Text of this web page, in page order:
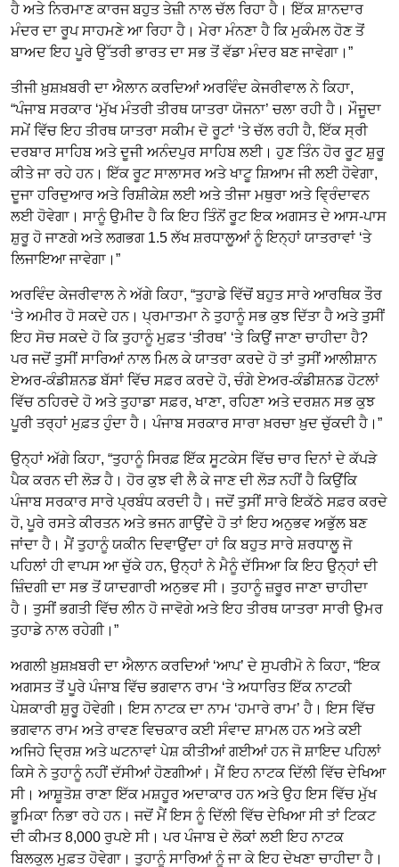
ਹੈ ਅਤੇ ਨਿਰਮਾਣ ਕਾਰਜ ਬਹੁਤ ਤੇਜ਼ੀ ਨਾਲ ਚੱਲ ਰਿਹਾ ਹੈ। ਇੱਕ ਸ਼ਾਨਦਾਰ
ਮੰਦਰ ਦਾ ਰੂਪ ਸਾਹਮਣੇ ਆ ਰਿਹਾ ਹੈ। ਮੇਰਾ ਮੰਨਣਾ ਹੈ ਕਿ ਮੁਕੰਮਲ ਹੋਣ ਤੋਂ
ਬਾਅਦ ਇਹ ਪੂਰੇ ਉੱਤਰੀ ਭਾਰਤ ਦਾ ਸਭ ਤੋਂ ਵੱਡਾ ਮੰਦਰ ਬਣ ਜਾਵੇਗਾ।”
ਤੀਜੀ ਖ਼ੁਸ਼ਖ਼ਬਰੀ ਦਾ ਐਲਾਨ ਕਰਦਿਆਂ ਅਰਵਿੰਦ ਕੇਜਰੀਵਾਲ ਨੇ ਕਿਹਾ,
“ਪੰਜਾਬ ਸਰਕਾਰ ‘ਮੁੱਖ ਮੰਤਰੀ ਤੀਰਥ ਯਾਤਰਾ ਯੋਜਨਾ’ ਚਲਾ ਰਹੀ ਹੈ। ਮੌਜੂਦਾ
ਸਮੇਂ ਵਿੱਚ ਇਹ ਤੀਰਥ ਯਾਤਰਾ ਸਕੀਮ ਦੋ ਰੂਟਾਂ ‘ਤੇ ਚੱਲ ਰਹੀ ਹੈ, ਇੱਕ ਸ੍ਰੀ
ਦਰਬਾਰ ਸਾਹਿਬ ਅਤੇ ਦੂਜੀ ਅਨੰਦਪੁਰ ਸਾਹਿਬ ਲਈ। ਹੁਣ ਤਿੰਨ ਹੋਰ ਰੂਟ ਸ਼ੁਰੂ
ਕੀਤੇ ਜਾ ਰਹੇ ਹਨ। ਇੱਕ ਰੂਟ ਸਾਲਾਸਰ ਅਤੇ ਖਾਟੂ ਸ਼ਿਆਮ ਜੀ ਲਈ ਹੋਵੇਗਾ,
ਦੂਜਾ ਹਰਿਦੁਆਰ ਅਤੇ ਰਿਸ਼ੀਕੇਸ਼ ਲਈ ਅਤੇ ਤੀਜਾ ਮਥੁਰਾ ਅਤੇ ਵ੍ਰਿੰਦਾਵਨ
ਲਈ ਹੋਵੇਗਾ। ਸਾਨੂੰ ਉਮੀਦ ਹੈ ਕਿ ਇਹ ਤਿੰਨੋਂ ਰੂਟ ਇਕ ਅਗਸਤ ਦੇ ਆਸ-ਪਾਸ
ਸ਼ੁਰੂ ਹੋ ਜਾਣਗੇ ਅਤੇ ਲਗਭਗ 1.5 ਲੱਖ ਸ਼ਰਧਾਲੂਆਂ ਨੂੰ ਇਨ੍ਹਾਂ ਯਾਤਰਾਵਾਂ ‘ਤੇ
ਲਿਜਾਇਆ ਜਾਵੇਗਾ।”
ਅਰਵਿੰਦ ਕੇਜਰੀਵਾਲ ਨੇ ਅੱਗੇ ਕਿਹਾ, “ਤੁਹਾਡੇ ਵਿੱਚੋਂ ਬਹੁਤ ਸਾਰੇ ਆਰਥਿਕ ਤੌਰ
‘ਤੇ ਅਮੀਰ ਹੋ ਸਕਦੇ ਹਨ। ਪ੍ਰਮਾਤਮਾ ਨੇ ਤੁਹਾਨੂੰ ਸਭ ਕੁਝ ਦਿੱਤਾ ਹੈ ਅਤੇ ਤੁਸੀਂ
ਇਹ ਸੋਚ ਸਕਦੇ ਹੋ ਕਿ ਤੁਹਾਨੂੰ ਮੁਫ਼ਤ ‘ਤੀਰਥ’ ‘ਤੇ ਕਿਉਂ ਜਾਣਾ ਚਾਹੀਦਾ ਹੈ?
ਪਰ ਜਦੋਂ ਤੁਸੀਂ ਸਾਰਿਆਂ ਨਾਲ ਮਿਲ ਕੇ ਯਾਤਰਾ ਕਰਦੇ ਹੋ ਤਾਂ ਤੁਸੀਂ ਆਲੀਸ਼ਾਨ
ਏਅਰ-ਕੰਡੀਸ਼ਨਡ ਬੱਸਾਂ ਵਿੱਚ ਸਫ਼ਰ ਕਰਦੇ ਹੋ, ਚੰਗੇ ਏਅਰ-ਕੰਡੀਸ਼ਨਡ ਹੋਟਲਾਂ
ਵਿੱਚ ਠਹਿਰਦੇ ਹੋ ਅਤੇ ਤੁਹਾਡਾ ਸਫ਼ਰ, ਖਾਣਾ, ਰਹਿਣਾ ਅਤੇ ਦਰਸ਼ਨ ਸਭ ਕੁਝ
ਪੂਰੀ ਤਰ੍ਹਾਂ ਮੁਫ਼ਤ ਹੁੰਦਾ ਹੈ। ਪੰਜਾਬ ਸਰਕਾਰ ਸਾਰਾ ਖ਼ਰਚਾ ਖ਼ੁਦ ਚੁੱਕਦੀ ਹੈ।”
ਉਨ੍ਹਾਂ ਅੱਗੇ ਕਿਹਾ, “ਤੁਹਾਨੂੰ ਸਿਰਫ਼ ਇੱਕ ਸੂਟਕੇਸ ਵਿੱਚ ਚਾਰ ਦਿਨਾਂ ਦੇ ਕੱਪੜੇ
ਪੈਕ ਕਰਨ ਦੀ ਲੋੜ ਹੈ। ਹੋਰ ਕੁਝ ਵੀ ਲੈ ਕੇ ਜਾਣ ਦੀ ਲੋੜ ਨਹੀਂ ਹੈ ਕਿਉਂਕਿ
ਪੰਜਾਬ ਸਰਕਾਰ ਸਾਰੇ ਪ੍ਰਬੰਧ ਕਰਦੀ ਹੈ। ਜਦੋਂ ਤੁਸੀਂ ਸਾਰੇ ਇਕੱਠੇ ਸਫ਼ਰ ਕਰਦੇ
ਹੋ, ਪੂਰੇ ਰਸਤੇ ਕੀਰਤਨ ਅਤੇ ਭਜਨ ਗਾਉਂਦੇ ਹੋ ਤਾਂ ਇਹ ਅਨੁਭਵ ਅਭੁੱਲ ਬਣ
ਜਾਂਦਾ ਹੈ। ਮੈਂ ਤੁਹਾਨੂੰ ਯਕੀਨ ਦਿਵਾਉਂਦਾ ਹਾਂ ਕਿ ਬਹੁਤ ਸਾਰੇ ਸ਼ਰਧਾਲੂ ਜੋ
ਪਹਿਲਾਂ ਹੀ ਵਾਪਸ ਆ ਚੁੱਕੇ ਹਨ, ਉਨ੍ਹਾਂ ਨੇ ਮੈਨੂੰ ਦੱਸਿਆ ਕਿ ਇਹ ਉਨ੍ਹਾਂ ਦੀ
ਜ਼ਿੰਦਗੀ ਦਾ ਸਭ ਤੋਂ ਯਾਦਗਾਰੀ ਅਨੁਭਵ ਸੀ। ਤੁਹਾਨੂੰ ਜ਼ਰੂਰ ਜਾਣਾ ਚਾਹੀਦਾ
ਹੈ। ਤੁਸੀਂ ਭਗਤੀ ਵਿੱਚ ਲੀਨ ਹੋ ਜਾਵੋਗੇ ਅਤੇ ਇਹ ਤੀਰਥ ਯਾਤਰਾ ਸਾਰੀ ਉਮਰ
ਤੁਹਾਡੇ ਨਾਲ ਰਹੇਗੀ।”
ਅਗਲੀ ਖ਼ੁਸ਼ਖ਼ਬਰੀ ਦਾ ਐਲਾਨ ਕਰਦਿਆਂ ‘ਆਪ’ ਦੇ ਸੁਪਰੀਮੋ ਨੇ ਕਿਹਾ, “ਇਕ
ਅਗਸਤ ਤੋਂ ਪੂਰੇ ਪੰਜਾਬ ਵਿੱਚ ਭਗਵਾਨ ਰਾਮ ‘ਤੇ ਅਧਾਰਿਤ ਇੱਕ ਨਾਟਕੀ
ਪੇਸ਼ਕਾਰੀ ਸ਼ੁਰੂ ਹੋਵੇਗੀ। ਇਸ ਨਾਟਕ ਦਾ ਨਾਮ ‘ਹਮਾਰੇ ਰਾਮ’ ਹੈ। ਇਸ ਵਿੱਚ
ਭਗਵਾਨ ਰਾਮ ਅਤੇ ਰਾਵਣ ਵਿਚਕਾਰ ਕਈ ਸੰਵਾਦ ਸ਼ਾਮਲ ਹਨ ਅਤੇ ਕਈ
ਅਜਿਹੇ ਦ੍ਰਿਸ਼ ਅਤੇ ਘਟਨਾਵਾਂ ਪੇਸ਼ ਕੀਤੀਆਂ ਗਈਆਂ ਹਨ ਜੋ ਸ਼ਾਇਦ ਪਹਿਲਾਂ
ਕਿਸੇ ਨੇ ਤੁਹਾਨੂੰ ਨਹੀਂ ਦੱਸੀਆਂ ਹੋਣਗੀਆਂ। ਮੈਂ ਇਹ ਨਾਟਕ ਦਿੱਲੀ ਵਿੱਚ ਦੇਖਿਆ
ਸੀ। ਆਸ਼ੂਤੋਸ਼ ਰਾਣਾ ਇੱਕ ਮਸ਼ਹੂਰ ਅਦਾਕਾਰ ਹਨ ਅਤੇ ਉਹ ਇਸ ਵਿੱਚ ਮੁੱਖ
ਭੂਮਿਕਾ ਨਿਭਾ ਰਹੇ ਹਨ। ਜਦੋਂ ਮੈਂ ਇਸ ਨੂੰ ਦਿੱਲੀ ਵਿੱਚ ਦੇਖਿਆ ਸੀ ਤਾਂ ਟਿਕਟ
ਦੀ ਕੀਮਤ 8,000 ਰੁਪਏ ਸੀ। ਪਰ ਪੰਜਾਬ ਦੇ ਲੋਕਾਂ ਲਈ ਇਹ ਨਾਟਕ
ਬਿਲਕੁਲ ਮੁਫ਼ਤ ਹੋਵੇਗਾ। ਤੁਹਾਨੂੰ ਸਾਰਿਆਂ ਨੂੰ ਜਾ ਕੇ ਇਹ ਦੇਖਣਾ ਚਾਹੀਦਾ ਹੈ।